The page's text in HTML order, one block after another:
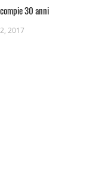
30 anni
2017